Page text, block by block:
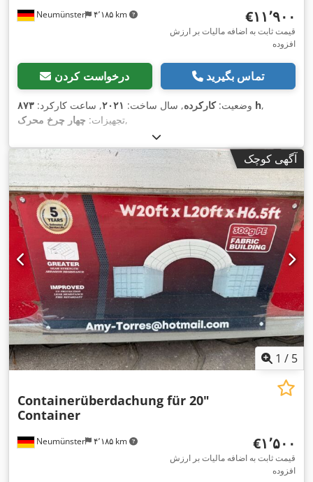
Neumünster ۴٬۱۸۵ km ‎€۱۱٬۹۰۰
قیمت ثابت به اضافه مالیات بر ارزش
افزوده
درخواست کردن تماس بگیرید
وضعیت:کارکرده, سال ساخت: ۲۰۲۱, ساعت کارکرد: ۸۷۳ h,
تجهیزات: چهار چرخ محرک ,
آگهی کوچک
1 / 5
Neumünster ۴٬۱۸۵ km
Containerüberdachung für 20"
Container
‎€۱٬۵۰۰
قیمت ثابت به اضافه مالیات بر ارزش
افزوده